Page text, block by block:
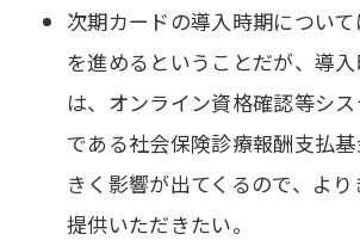
次期カードの導入時期につい
を進めるということだが、導
は、オンライン資格確認等シ
である社会保険診療報酬支払
きく影響が出てくるので、よ
提供いただきたい。